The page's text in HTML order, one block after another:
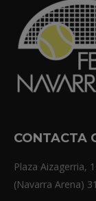
CONTACTA
Plaza Aizagerria,
(Navarra Arena)